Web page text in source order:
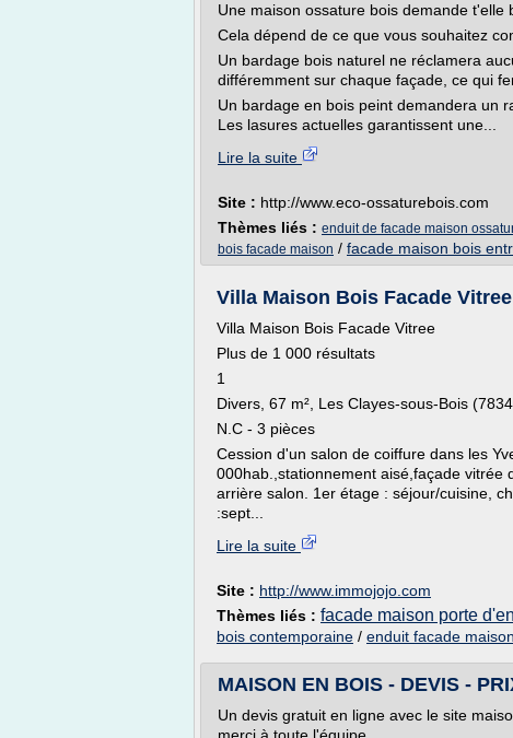
Une maison ossature bois demande t'elle
Cela dépend de ce que vous souhaitez
Un bardage bois naturel ne réclamera
différemment sur chaque façade, ce qui
Un bardage en bois peint demandera un
Les lasures actuelles garantissent une...
Lire la suite
Site : http://www.eco-ossaturebois.com
Thèmes liés : enduit de facade maison
bois facade maison / facade maison bois
Villa Maison Bois Facade
Villa Maison Bois Facade Vitree
Plus de 1 000 résultats
1
Divers, 67 m², Les Clayes-sous-Bois
N.C - 3 pièces
Cession d'un salon de coiffure dans les
000hab.,stationnement aisé,façade vitrée
arrière salon. 1er étage : séjour/cuisine,
:sept...
Lire la suite
Site : http://www.immojojo.com
Thèmes liés : facade maison porte
bois contemporaine / enduit facade
MAISON EN BOIS - DEVIS -
Un devis gratuit en ligne avec le site